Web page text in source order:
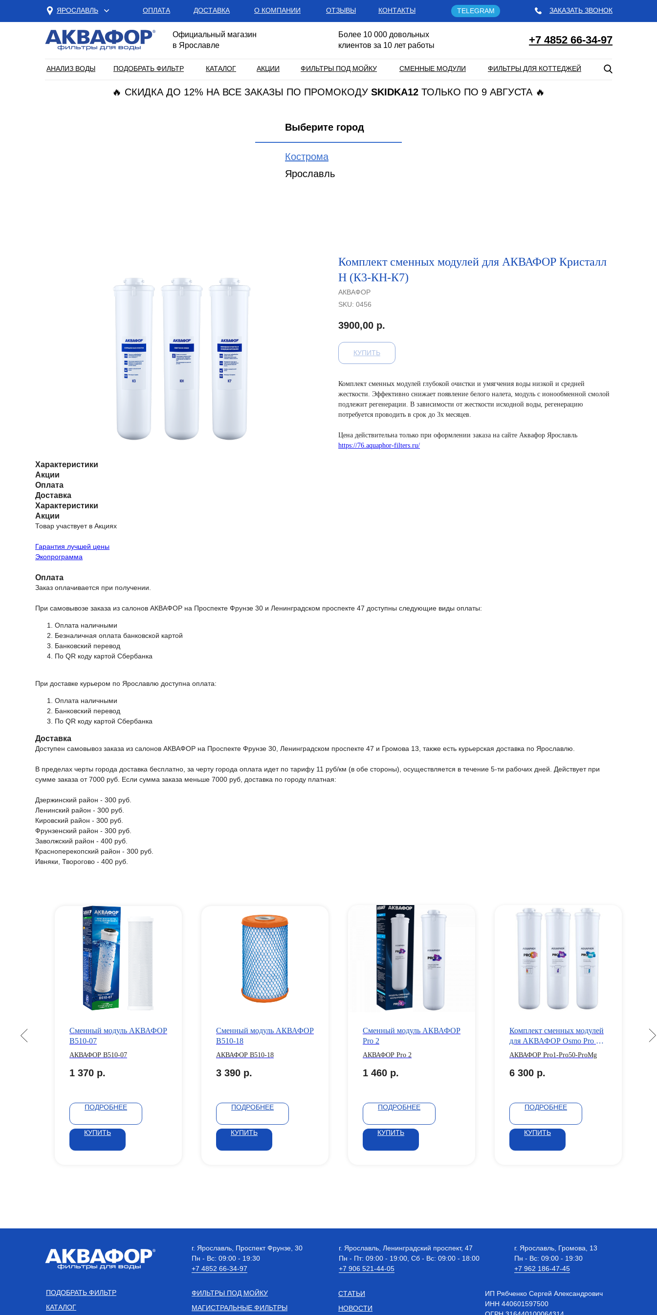
+7 4852 66-34-97
КАТАЛОГ
ЯРОСЛАВЛЬ
АКЦИИ ФИЛЬТРЫ ПОД МОЙКУ СМЕННЫЕ МОДУЛИ
ЗАКАЗАТЬ ЗВОНОК
ФИЛЬТРЫ ДЛЯ КОТТЕДЖЕЙ
ПОДОБРАТЬ ФИЛЬТР
АНАЛИЗ ВОДЫ
Официальный магазин
в Ярославле
🔥 СКИДКА ДО 12% НА ВСЕ ЗАКАЗЫ ПО ПРОМОКОДУ SKIDKA12 ТОЛЬКО ПО 9 АВГУСТА 🔥
ОПЛАТА ДОСТАВКА О КОМПАНИИ ОТЗЫВЫ КОНТАКТЫ TELEGRAM
Более 10 000 довольных
клиентов за 10 лет работы
Кострома
Ярославль
Выберите город
Комплект сменных модулей для АКВАФОР Кристалл
H (К3-КН-К7)
АКВАФОР
SKU: 0456
3900,00 р.
КУПИТЬ
Комплект сменных модулей глубокой очистки и умягчения воды низкой и средней
жесткости. Эффективно снижает появление белого налета, модуль с ионообменной смолой
подлежит регенерации. В зависимости от жесткости исходной воды, регенерацию
потребуется проводить в срок до 3х месяцев.
Цена действительна только при оформлении заказа на сайте Аквафор Ярославль
https://76.aquaphor-filters.ru/
Характеристики
Акции
Оплата
Доставка
Характеристики
Акции
Товар участвует в Акциях
Гарантия лучшей цены
Экопрограмма
Оплата
Заказ оплачивается при получении.
При самовывозе заказа из салонов АКВАФОР на Проспекте Фрунзе 30 и Ленинградском проспекте 47 доступны следующие виды оплаты:
Оплата наличными
Безналичная оплата банковской картой
Банковский перевод
По QR коду картой Сбербанка
При доставке курьером по Ярославлю доступна оплата:
Оплата наличными
Банковский перевод
По QR коду картой Сбербанка
Доставка
Доступен самовывоз заказа из салонов АКВАФОР на Проспекте Фрунзе 30, Ленинградском проспекте 47 и Громова 13, также есть курьерская доставка по Ярославлю.
В пределах черты города доставка бесплатно, за черту города оплата идет по тарифу 11 руб/км (в обе стороны), осуществляется в течение 5-ти рабочих дней. Действует при
сумме заказа от 7000 руб. Если сумма заказа меньше 7000 руб, доставка по городу платная:
Дзержинский район - 300 руб.
Ленинский район - 300 руб.
Кировский район - 300 руб.
Фрунзенский район - 300 руб.
Заволжский район - 400 руб.
Красноперекопский район - 300 руб.
Ивняки, Творогово - 400 руб.
Сменный модуль АКВАФОР
B510-07
АКВАФОР B510-07
1 370 р.
ПОДРОБНЕЕ
КУПИТЬ
Сменный модуль АКВАФОР
B510-18
АКВАФОР B510-18
3 390 р.
ПОДРОБНЕЕ
КУПИТЬ
Сменный модуль АКВАФОР
Pro 2
АКВАФОР Pro 2
1 460 р.
ПОДРОБНЕЕ
КУПИТЬ
Комплект сменных модулей
для АКВАФОР Osmo Pro 50
(Pro1-Pro50-ProMg)
АКВАФОР Pro1-Pro50-ProMg
6 300 р.
ПОДРОБНЕЕ
КУПИТЬ
КАТАЛОГ
ФИЛЬТРЫ ПОД МОЙКУ
МАГИСТРАЛЬНЫЕ ФИЛЬТРЫ
СТАТЬИ
НОВОСТИ
г. Ярославль, Проспект Фрунзе, 30
Пн - Вс: 09:00 - 19:30
+7 4852 66-34-97
г. Ярославль, Ленинградский проспект, 47
Пн - Пт: 09:00 - 19:00, Сб - Вс: 09:00 - 18:00
+7 906 521-44-05
г. Ярославль, Громова, 13
Пн - Вс: 09:00 - 19:30
+7 962 186-47-45
ПОДОБРАТЬ ФИЛЬТР
ИП Рябченко Сергей Александрович
ИНН 440601597500